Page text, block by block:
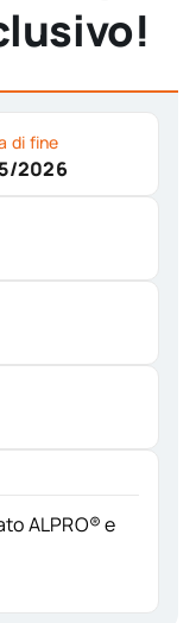
di fine
2026
ALPRO® e